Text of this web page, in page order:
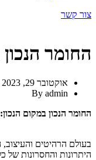
צור קשר
החומר
אוקטובר 29, 2023
By admin
החומר הנכון במקום
בעולם הרהיטים
היתרונות והחסרונות של